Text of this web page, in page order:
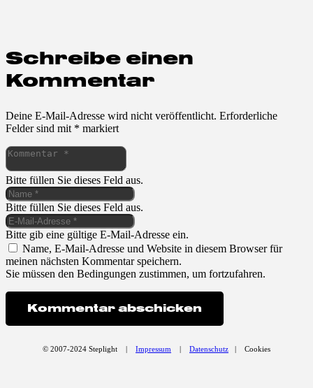
Schreibe einen
Kommentar
Deine E-Mail-Adresse wird nicht veröffentlicht. Erforderliche
Felder sind mit * markiert
Bitte füllen Sie dieses Feld aus.
Bitte füllen Sie dieses Feld aus.
Bitte gib eine gültige E-Mail-Adresse ein.
Name, E-Mail-Adresse und Website in diesem Browser für
meinen nächsten Kommentar speichern.
Sie müssen den Bedingungen zustimmen, um fortzufahren.
Kommentar abschicken
© 2007-2024 Steplight | Impressum | Datenschutz | Cookies